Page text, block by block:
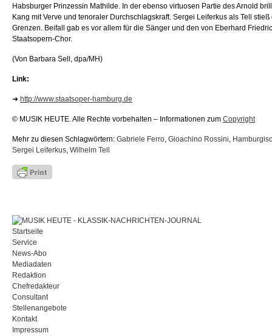
Habsburger Prinzessin Mathilde. In der ebenso virtuosen Partie des Arnold
Kang mit Verve und tenoraler Durchschlagskraft. Sergei Leiferkus als Tell
Grenzen. Beifall gab es vor allem für die Sänger und den von Eberhard
Staatsopern-Chor.
(Von Barbara Sell, dpa/MH)
Link:
➜ http://www.staatsoper-hamburg.de
© MUSIK HEUTE. Alle Rechte vorbehalten – Informationen zum Copyright
Mehr zu diesen Schlagwörtern: Gabriele Ferro, Gioachino Rossini,
Sergei Leiferkus, Wilhelm Tell
Startseite
Service
News-Abo
Mediadaten
Redaktion
Chefredakteur
Consultant
Stellenangebote
Kontakt
Impressum